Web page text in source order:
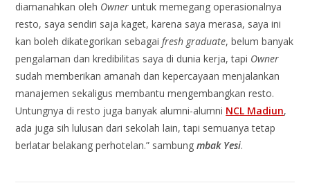
diamanahkan oleh Owner untuk memegang operasionalnya
resto, saya sendiri saja kaget, karena saya merasa, saya ini
kan boleh dikategorikan sebagaifresh graduate, belum banyak
pengalaman dan kredibilitas saya di dunia kerja, tapi Owner
sudah memberikan amanah dan kepercayaan menjalankan
manajemen sekaligus membantu mengembangkan resto.
Untungnya di resto juga banyak alumni-alumni NCL Madiun,
ada juga sih lulusan dari sekolah lain, tapi semuanya tetap
berlatar belakang perhotelan.” sambungmbak Yesi.